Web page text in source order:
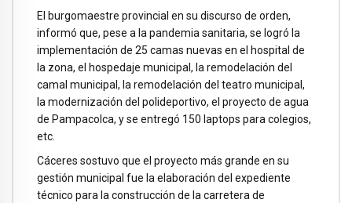
El burgomaestre provincial en su discurso de orden,
informó que, pese a la pandemia sanitaria, se logró la
implementación de 25 camas nuevas en el hospital de
la zona, el hospedaje municipal, la remodelación del
camal municipal, la remodelación del teatro municipal,
la modernización del polideportivo, el proyecto de agua
de Pampacolca, y se entregó 150 laptops para colegios,
etc.
Cáceres sostuvo que el proyecto más grande en su
gestión municipal fue la elaboración del expediente
técnico para la construcción de la carretera de